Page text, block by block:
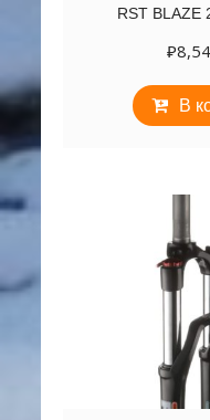
RST BLAZE
₽
В